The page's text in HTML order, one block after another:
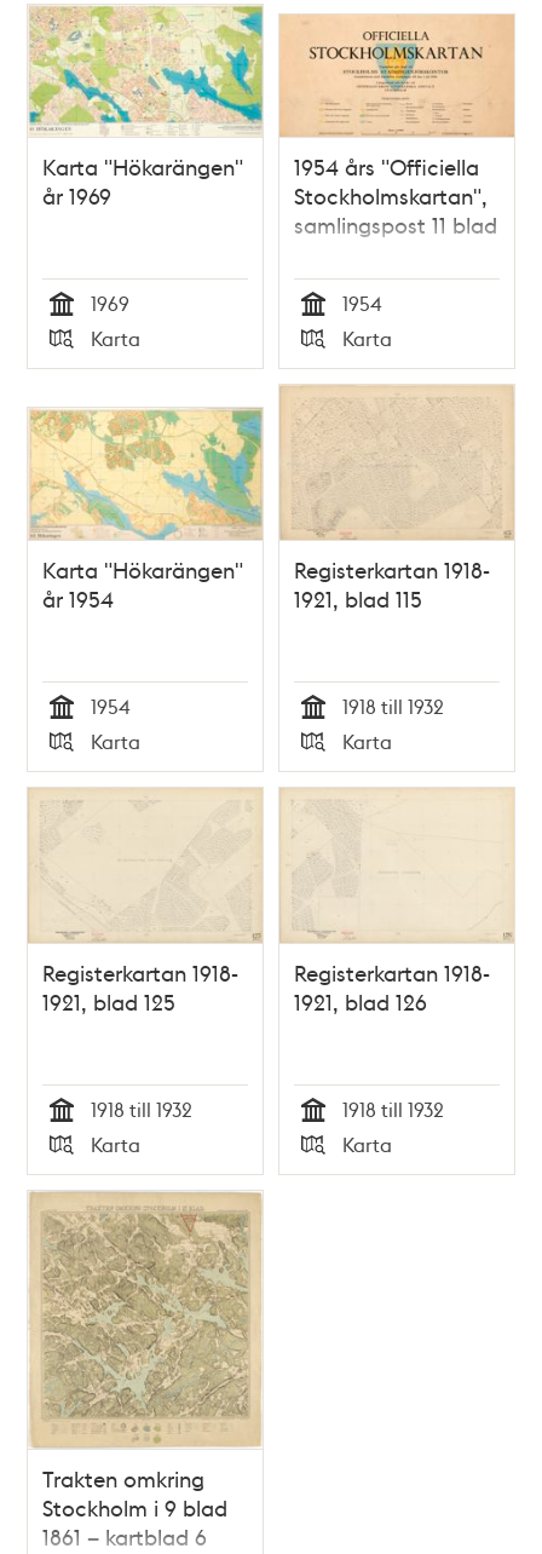
Karta "Hökarängen"
år 1969
Tid
1969
Typ
Karta
1954 års "Officiella
Stockholmskartan",
samlingspost 11 blad
Tid
1954
Typ
Karta
Karta "Hökarängen"
år 1954
Tid
1954
Typ
Karta
Registerkartan 1918-
1921, blad 115
Tid
1918 till 1932
Typ
Karta
Registerkartan 1918-
1921, blad 125
Tid
1918 till 1932
Typ
Karta
Registerkartan 1918-
1921, blad 126
Tid
1918 till 1932
Typ
Karta
Trakten omkring
Stockholm i 9 blad
1861 – kartblad 6